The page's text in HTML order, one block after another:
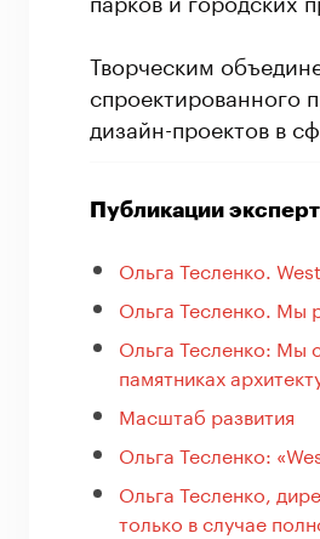
Творческим
спроектированного
дизайн-проектов в
Публикации
Ольга Тесленко.
Ольга Тесленко. Мы
Ольга Тесленко: Мы
памятниках
Масштаб развития
Ольга Тесленко:
Ольга Тесленко,
только в случае